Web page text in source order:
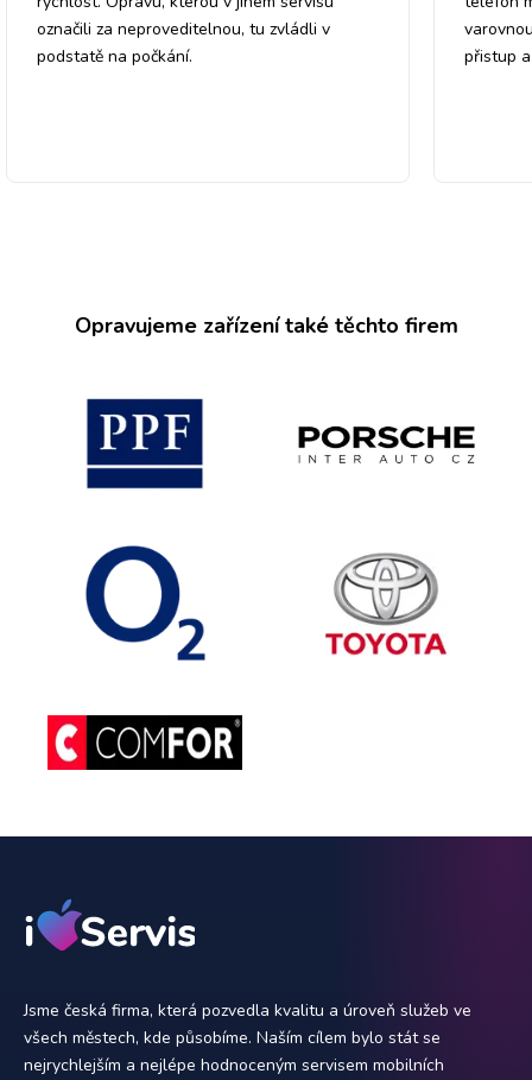
označili za neproveditelnou, tu zvládli v
podstatě na počkání.
přistup
Opravujeme zařízení také těchto firem
Jsme česká firma, která pozvedla kvalitu a úroveň služeb ve
všech městech, kde působíme. Naším cílem bylo stát se
nejrychlejším a nejlépe hodnoceným servisem mobilních